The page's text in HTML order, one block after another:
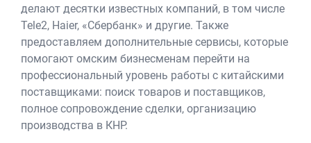
делают десятки известных компаний, в том числе
Tele2, Haier, «Сбербанк» и другие. Также
предоставляем дополнительные сервисы, которые
помогают омским бизнесменам перейти на
профессиональный уровень работы с китайскими
поставщиками: поиск товаров и поставщиков,
полное сопровождение сделки, организацию
производства в КНР.